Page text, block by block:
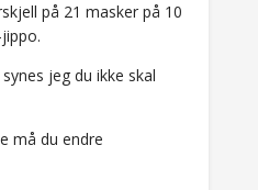
på 21 masker på 10
jeg du ikke skal
må du endre